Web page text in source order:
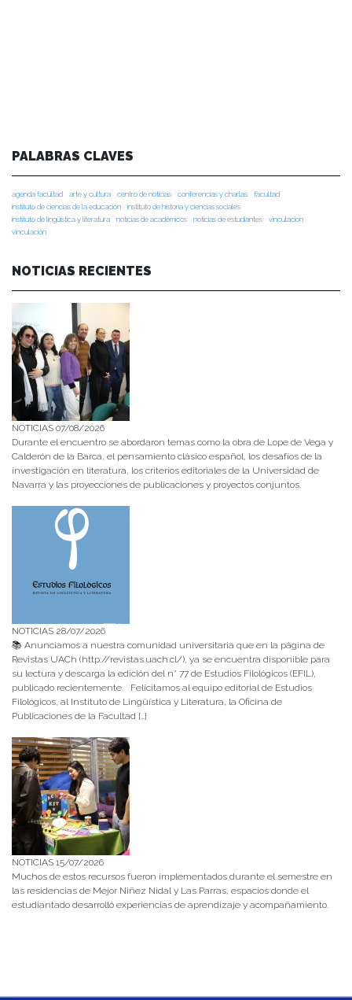
PALABRAS CLAVES
agenda facultad arte y cultura centro de noticias conferencias y charlas
facultad
instituto de ciencias de la educación
instituto de historia y ciencias sociales
instituto de lingüística y literatura
noticias de académicos noticias de estudiantes
vinculacion
vinculación
NOTICIAS RECIENTES
NOTICIAS 07/08/2026
Durante el encuentro se abordaron temas como la obra de Lope de Vega y
Calderón de la Barca, el pensamiento clásico español, los desafíos de la
investigación en literatura, los criterios editoriales de la Universidad de
Navarra y las proyecciones de publicaciones y proyectos conjuntos.
NOTICIAS 28/07/2026
📚 Anunciamos a nuestra comunidad universitaria que en la página de
Revistas UACh (http://revistas.uach.cl/), ya se encuentra disponible para
su lectura y descarga la edición del n° 77 de Estudios Filológicos (EFIL),
publicado recientemente. Felicitamos al equipo editorial de Estudios
Filológicos, al Instituto de Lingüística y Literatura, la Oficina de
Publicaciones de la Facultad […]
NOTICIAS 15/07/2026
Muchos de estos recursos fueron implementados durante el semestre en
las residencias de Mejor Niñez Nidal y Las Parras, espacios donde el
estudiantado desarrolló experiencias de aprendizaje y acompañamiento.